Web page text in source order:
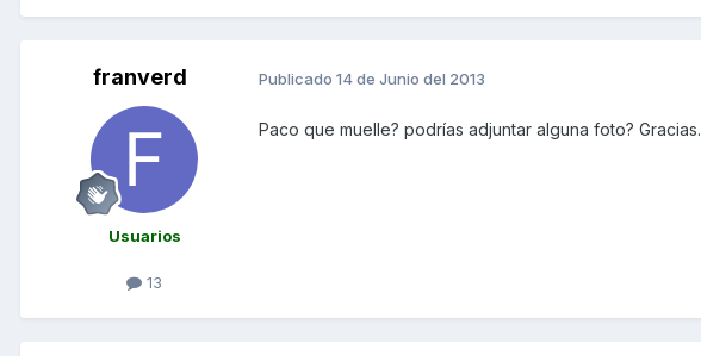
franverd
Usuarios
13
Publicado 14 de Junio del 2013
Paco que muelle? podrías adjuntar alguna foto? Gracias.